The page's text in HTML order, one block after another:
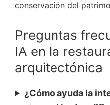
conservación del
Preguntas
IA en la
arquitectónica
¿Cómo ayuda la